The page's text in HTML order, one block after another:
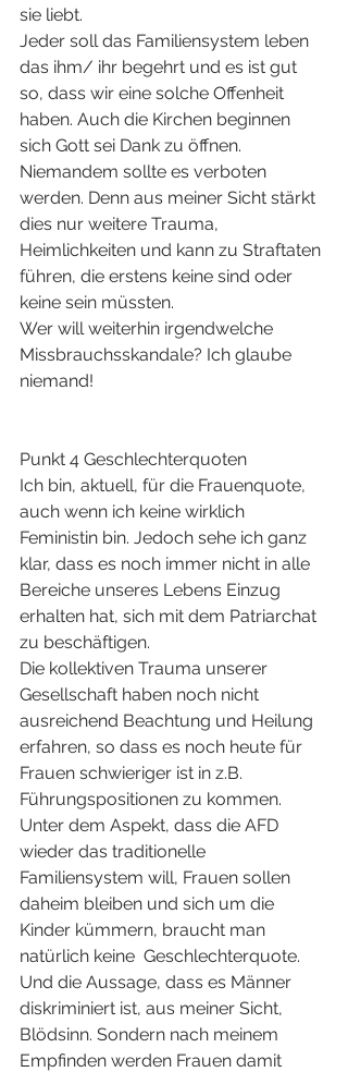
sie liebt.
Jeder soll das Familiensystem leben
das ihm/ ihr begehrt und es ist gut
so, dass wir eine solche Offenheit
haben. Auch die Kirchen beginnen
sich Gott sei Dank zu öffnen.
Niemandem sollte es verboten
werden. Denn aus meiner Sicht stärkt
dies nur weitere Trauma,
Heimlichkeiten und kann zu Straftaten
führen, die erstens keine sind oder
keine sein müssten.
Wer will weiterhin irgendwelche
Missbrauchsskandale? Ich glaube
niemand!
Punkt 4 Geschlechterquoten
Ich bin, aktuell, für die Frauenquote,
auch wenn ich keine wirklich
Feministin bin. Jedoch sehe ich ganz
klar, dass es noch immer nicht in alle
Bereiche unseres Lebens Einzug
erhalten hat, sich mit dem Patriarchat
zu beschäftigen.
Die kollektiven Trauma unserer
Gesellschaft haben noch nicht
ausreichend Beachtung und Heilung
erfahren, so dass es noch heute für
Frauen schwieriger ist in z.B.
Führungspositionen zu kommen.
Unter dem Aspekt, dass die AFD
wieder das traditionelle
Familiensystem will, Frauen sollen
daheim bleiben und sich um die
Kinder kümmern, braucht man
natürlich keine  Geschlechterquote.
Und die Aussage, dass es Männer
diskriminiert ist, aus meiner Sicht,
Blödsinn. Sondern nach meinem
Empfinden werden Frauen damit